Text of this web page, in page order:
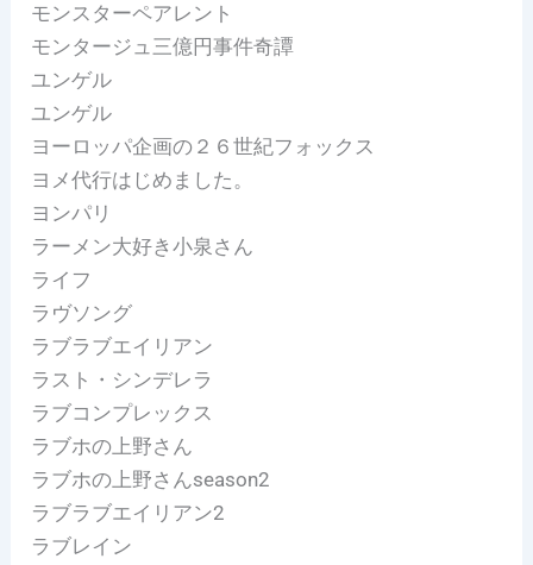
モンスターペアレント
モンタージュ三億円事件奇譚
ユンゲル
ユンゲル
ヨーロッパ企画の２６世紀フォックス
ヨメ代行はじめました。
ヨンパリ
ラーメン大好き小泉さん
ライフ
ラヴソング
ラブラブエイリアン
ラスト・シンデレラ
ラブコンプレックス
ラブホの上野さん
ラブホの上野さんseason2
ラブラブエイリアン2
ラブレイン